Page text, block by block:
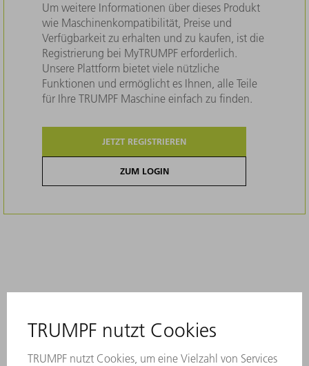
Um weitere Informationen über dieses Produkt
wie Maschinenkompatibilität, Preise und
Verfügbarkeit zu erhalten und zu kaufen, ist die
Registrierung bei MyTRUMPF erforderlich.
Unsere Plattform bietet viele nützliche
Funktionen und ermöglicht es Ihnen, alle Teile
für Ihre TRUMPF Maschine einfach zu finden.
JETZT REGISTRIEREN
ZUM LOGIN